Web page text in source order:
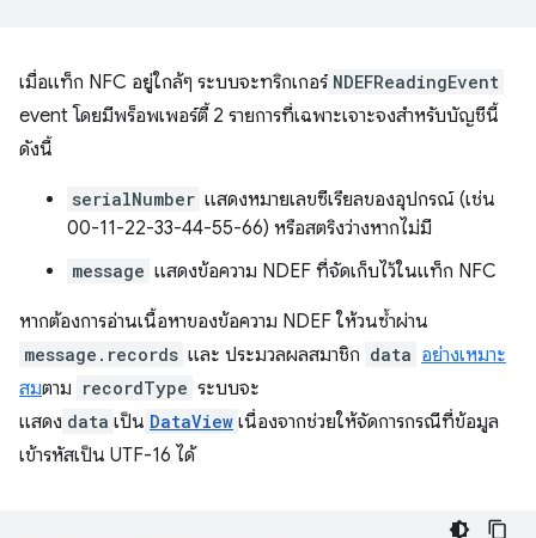
เมื่อแท็ก NFC อยู่ใกล้ๆ ระบบจะทริกเกอร์ NDEFReadingEvent
event โดยมีพร็อพเพอร์ตี้ 2 รายการที่เฉพาะเจาะจงสำหรับบัญชีนี้
ดังนี้
serialNumber แสดงหมายเลขซีเรียลของอุปกรณ์ (เช่น
00-11-22-33-44-55-66) หรือสตริงว่างหากไม่มี
message แสดงข้อความ NDEF ที่จัดเก็บไว้ในแท็ก NFC
หากต้องการอ่านเนื้อหาของข้อความ NDEF ให้วนซ้ำผ่าน
message.records และ ประมวลผลสมาชิก data อย่างเหมาะ
สมตาม recordType ระบบจะ
แสดง data เป็น DataView เนื่องจากช่วยให้จัดการกรณีที่ข้อมูล
เข้ารหัสเป็น UTF-16 ได้